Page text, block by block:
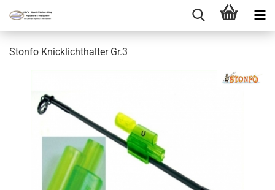
Stonfo Knicklichthalter Gr.3